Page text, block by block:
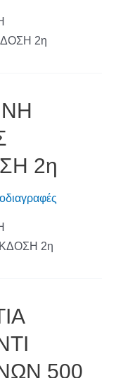
2η
2η
2η
500